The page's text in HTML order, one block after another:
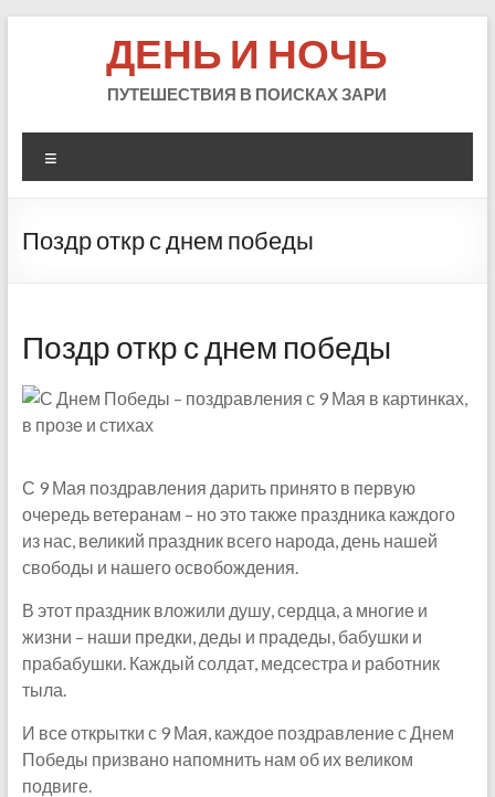
ДЕНЬ И НОЧЬ
ПУТЕШЕСТВИЯ В ПОИСКАХ ЗАРИ
Поздр откр с днем победы
Поздр откр с днем победы
С 9 Мая поздравления дарить принято в первую
очередь ветеранам – но это также праздника каждого
из нас, великий праздник всего народа, день нашей
свободы и нашего освобождения.
В этот праздник вложили душу, сердца, а многие и
жизни – наши предки, деды и прадеды, бабушки и
прабабушки. Каждый солдат, медсестра и работник
тыла.
И все открытки с 9 Мая, каждое поздравление с Днем
Победы призвано напомнить нам об их великом
подвиге.